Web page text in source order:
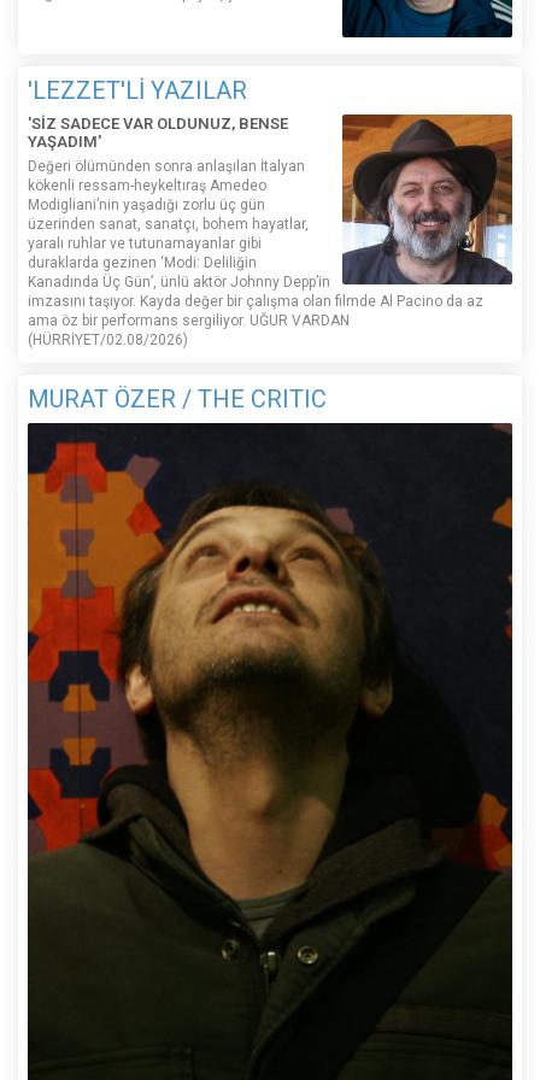
'LEZZET'Lİ YAZILAR
'SİZ SADECE VAR OLDUNUZ, BENSE
YAŞADIM'
Değeri ölümünden sonra anlaşılan İtalyan
kökenli ressam-heykeltıraş Amedeo
Modigliani’nin yaşadığı zorlu üç gün
üzerinden sanat, sanatçı, bohem hayatlar,
yaralı ruhlar ve tutunamayanlar gibi
duraklarda gezinen ‘Modi: Deliliğin
Kanadında Üç Gün’, ünlü aktör Johnny Depp’in
imzasını taşıyor. Kayda değer bir çalışma olan filmde Al Pacino da az
ama öz bir performans sergiliyor. UĞUR VARDAN
(HÜRRİYET/02.08/2026)
MURAT ÖZER / THE CRITIC